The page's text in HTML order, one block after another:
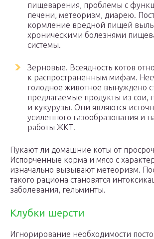
пищеварения, проблемы с
печени, метеоризм, диарею.
кормление вредной пищей
хроническими болезнями
системы.
Зерновые. Всеядность котов
к распространенным мифам.
голодное животное вынуждено
предлагаемые продукты из
и кукурузы. Они являются
усиленного газообразования и
работы ЖКТ.
Пукают ли домашние коты от
Испорченные корма и мясо с
изначально вызывают метеоризм.
такого рациона становятся
заболевания, гельминты.
Клубки шерсти
Игнорирование необходимости